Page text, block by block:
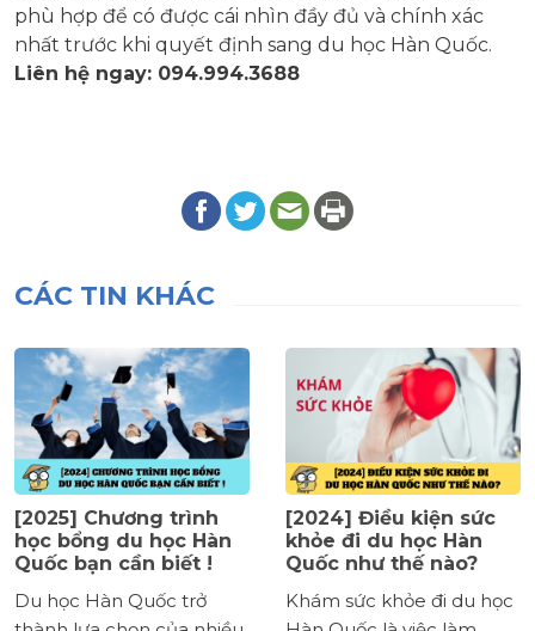
phù hợp để có được cái nhìn đầy đủ và chính xác
nhất trước khi quyết định sang du học Hàn Quốc.
Liên hệ ngay: 094.994.3688
CÁC TIN KHÁC
trình
du học Hàn
cần biết !
Quốc trở
[2024] Điều kiện sức
khỏe đi du học Hàn
Quốc như thế nào?
Khám sức khỏe đi du học
[2024]
điều
Quốc
Điều